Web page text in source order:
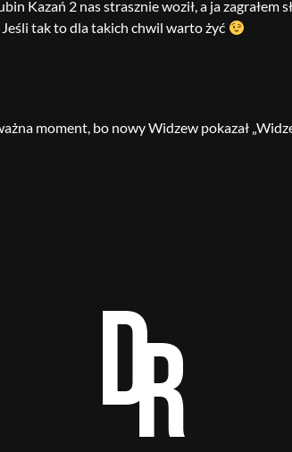
Kazań 2 nas strasznie woził, a ja zagrałem
tak to dla takich chwil warto żyć
moment, bo nowy Widzew pokazał